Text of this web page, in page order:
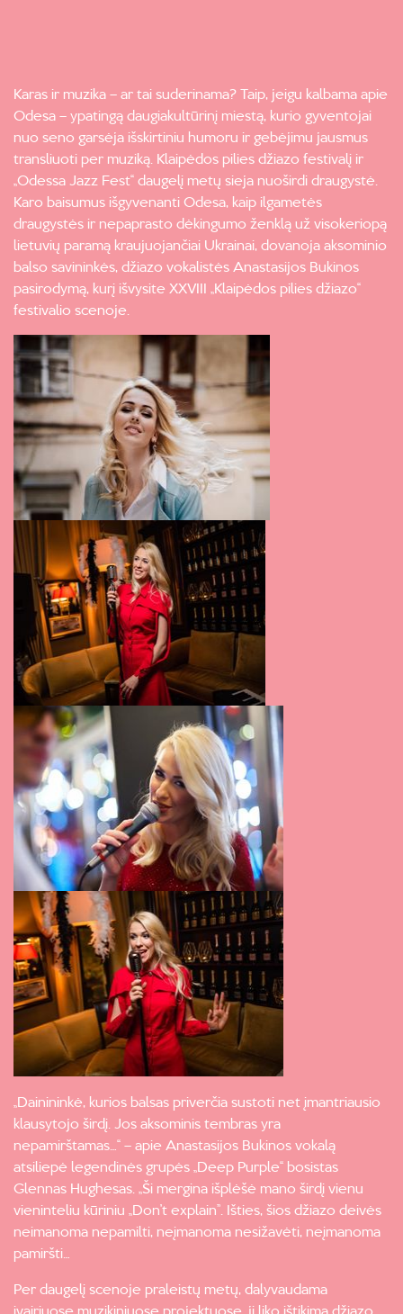
Karas ir muzika – ar tai suderinama? Taip, jeigu kalbama apie
Odesa – ypatingą daugiakultūrinį miestą, kurio gyventojai
nuo seno garsėja išskirtiniu humoru ir gebėjimu jausmus
transliuoti per muziką. Klaipėdos pilies džiazo festivalį ir
„Odessa Jazz Fest“ daugelį metų sieja nuoširdi draugystė.
Karo baisumus išgyvenanti Odesa, kaip ilgametės
draugystės ir nepaprasto dėkingumo ženklą už visokeriopą
lietuvių paramą kraujuojančiai Ukrainai, dovanoja aksominio
balso savininkės, džiazo vokalistės Anastasijos Bukinos
pasirodymą, kurį išvysite XXVIII „Klaipėdos pilies džiazo“
festivalio scenoje.
„Dainininkė, kurios balsas priverčia sustoti net įmantriausio
klausytojo širdį. Jos aksominis tembras yra
nepamirštamas…“ – apie Anastasijos Bukinos vokalą
atsiliepė legendinės grupės „Deep Purple“ bosistas
Glennas Hughesas. „Ši mergina išplėšė mano širdį vienu
vieninteliu kūriniu „Don’t explain”. Išties, šios džiazo deivės
neimanoma nepamilti, neįmanoma nesižavėti, neįmanoma
pamiršti…
Per daugelį scenoje praleistų metų, dalyvaudama
įvairiuose muzikiniuose projektuose, ji liko ištikima džiazo